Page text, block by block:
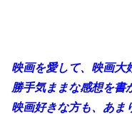
映画を愛して、映画大
勝手気ままな感想を
映画好きな方も、あま